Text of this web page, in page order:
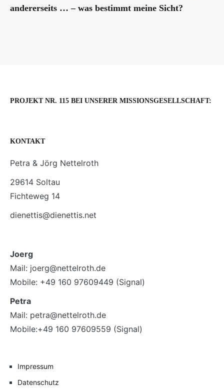
andererseits … – was bestimmt meine Sicht?
PROJEKT NR. 115 BEI UNSERER MISSIONSGESELLSCHAFT:
KONTAKT
Petra & Jörg Nettelroth
29614 Soltau
Fichteweg 14
dienettis@dienettis.net
Joerg
Mail: joerg@nettelroth.de
Mobile: +49 160 97609449 (Signal)
Petra
Mail: petra@nettelroth.de
Mobile:+49 160 97609559 (Signal)
Impressum
Datenschutz